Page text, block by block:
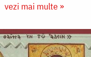
vezi mai multe »